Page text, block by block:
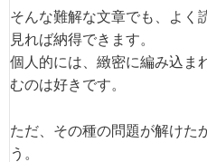
そんな難解な文章でも、よく
見れば納得できます。
個人的には、緻密に編み込ま
むのは好きです。
ただ、その種の問題が解けた
う。